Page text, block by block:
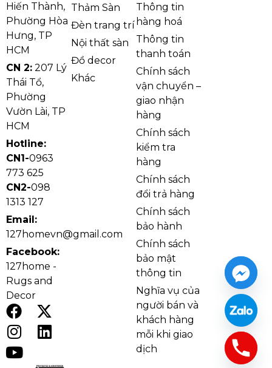
Đèn thả pha lê TPL8879 khung kim loại chắc chắn
Kiểu dáng và chất liệu
Đèn thả pha lê TPL8879
có dáng tròn, phần thân
xếp tầng rõ ràng, tạo cảm giác đèn “đầy” và sang
ngay cả khi nhìn từ xa. Điểm nổi bật là phần viền
khung ánh kim kết hợp lớp pha lê rủ dày phía dưới,
giúp đèn có độ lấp lánh mạnh nhưng vẫn giữ vẻ tinh
tế. Khi bật sáng, ánh sáng xuyên qua pha lê tạo hiệu
ứng phản chiếu đa hướng, làm không gian ấm và có
chiều sâu.
Hiến Thành,
Phường Hòa
Hưng, TP
HCM
CN 2: 207 Lý
Thái Tổ,
Phường
Vườn Lài, TP
HCM
Hotline:
CN1-0963
773 625
CN2-098
1313 127
Email:
127homevn@gmail.com
Facebook:
127home -
Rugs and
Decor
Thảm Sàn
Đèn trang trí
Nội thất sàn
Đồ decor
Khác
Thông tin
hàng hoá
Thông tin
thanh toán
Chính sách
vận chuyển –
giao nhận
hàng
Chính sách
kiểm tra
hàng
Chính sách
đổi trả hàng
Chính sách
bảo hành
Chính sách
bảo mật
thông tin
Nghĩa vụ của
người bán và
khách hàng
mỗi khi giao
dịch